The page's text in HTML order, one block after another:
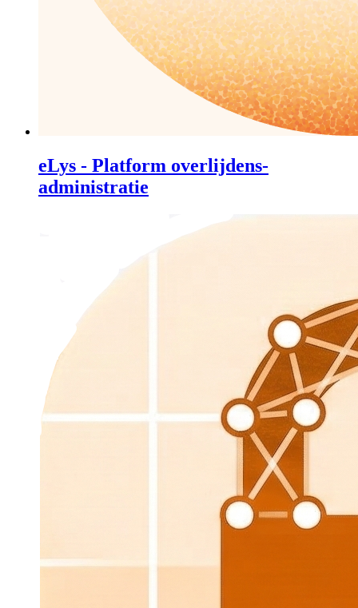
eLys - Platform overlijdens-
administratie